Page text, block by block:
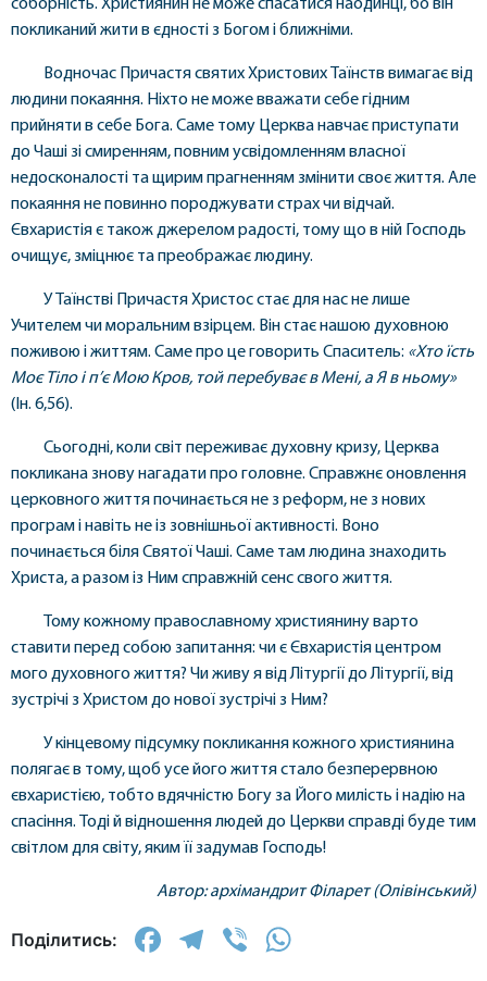
соборність. Християнин не може спасатися наодинці, бо він
покликаний жити в єдності з Богом і ближніми.
Водночас Причастя святих Христових Таїнств вимагає від
людини покаяння. Ніхто не може вважати себе гідним
прийняти в себе Бога. Саме тому Церква навчає приступати
до Чаші зі смиренням, повним усвідомленням власної
недосконалості та щирим прагненням змінити своє життя. Але
покаяння не повинно породжувати страх чи відчай.
Євхаристія є також джерелом радості, тому що в ній Господь
очищує, зміцнює та преображає людину.
У Таїнстві Причастя Христос стає для нас не лише
Учителем чи моральним взірцем. Він стає нашою духовною
поживою і життям. Саме про це говорить Спаситель: «Хто їсть
Моє Тіло і п’є Мою Кров, той перебуває в Мені, а Я в ньому»
(Ін. 6,56).
Сьогодні, коли світ переживає духовну кризу, Церква
покликана знову нагадати про головне. Справжнє оновлення
церковного життя починається не з реформ, не з нових
програм і навіть не із зовнішньої активності. Воно
починається біля Святої Чаші. Саме там людина знаходить
Христа, а разом із Ним справжній сенс свого життя.
Тому кожному православному християнину варто
ставити перед собою запитання: чи є Євхаристія центром
мого духовного життя? Чи живу я від Літургії до Літургії, від
зустрічі з Христом до нової зустрічі з Ним?
У кінцевому підсумку покликання кожного християнина
полягає в тому, щоб усе його життя стало безперервною
євхаристією, тобто вдячністю Богу за Його милість і надію на
спасіння. Тоді й відношення людей до Церкви справді буде тим
світлом для світу, яким її задумав Господь!
Автор: архімандрит Філарет (Олівінський)
Поділитись: Facebook
Telegram
Viber